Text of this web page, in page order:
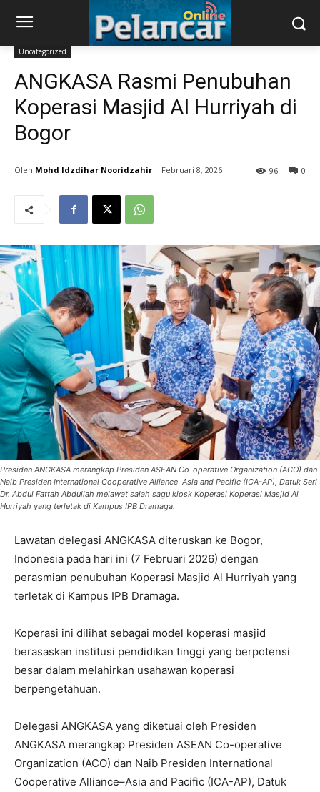
Uncategorized
ANGKASA Rasmi Penubuhan
Koperasi Masjid Al Hurriyah di
Bogor
Mohd Idzdihar Nooridzahir Februari 8, 2026 0
96
Presiden ANGKASA merangkap Presiden ASEAN Co-operative Organization (ACO) dan
Naib Presiden International Cooperative Alliance–Asia and Pacific (ICA-AP), Datuk Seri
Dr. Abdul Fattah Abdullah melawat salah sagu kiosk Koperasi Koperasi Masjid Al
Hurriyah yang terletak di Kampus IPB Dramaga.
Lawatan delegasi ANGKASA diteruskan ke Bogor,
Indonesia pada hari ini (7 Februari 2026) dengan
perasmian penubuhan Koperasi Masjid Al Hurriyah yang
terletak di Kampus IPB Dramaga.
Koperasi ini dilihat sebagai model koperasi masjid
berasaskan institusi pendidikan tinggi yang berpotensi
besar dalam melahirkan usahawan koperasi
berpengetahuan.
Delegasi ANGKASA yang diketuai oleh Presiden
ANGKASA merangkap Presiden ASEAN Co-operative
Organization (ACO) dan Naib Presiden International
Cooperative Alliance–Asia and Pacific (ICA-AP), Datuk